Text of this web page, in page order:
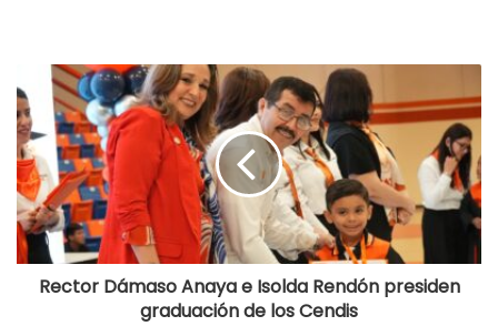
Rector Dámaso Anaya e Isolda Rendón presiden
graduación de los Cendis